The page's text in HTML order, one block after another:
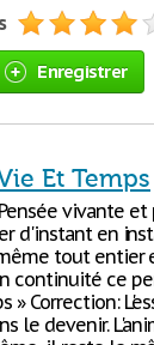
Enregistrer
Et Temps
Pensée vivante
d'instant en
tout entier
continuité ce
» Correction:
le devenir.